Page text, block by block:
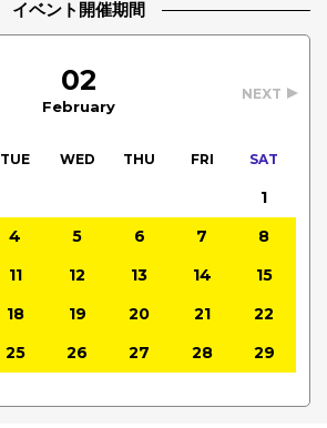
イベント開催期間
02
February
NEXT
TUE WED THU FRI SAT
1
4 5 6 7
8
11 12 13 14
15
18 19 20 21
22
25 26 27 28 29